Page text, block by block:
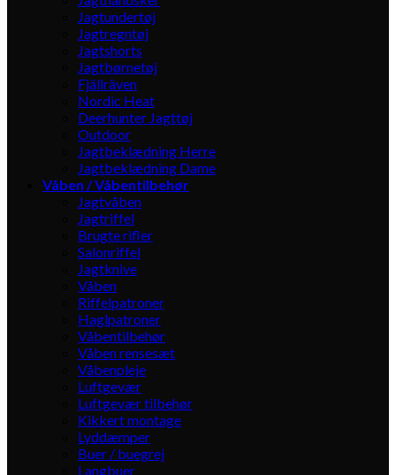
Jagtundertøj
Jagtregntøj
Jagtshorts
Jagtbørnetøj
Fjällräven
Nordic Heat
Deerhunter Jagttøj
Outdoor
Jagtbeklædning Herre
Jagtbeklædning Dame
Våben / Våbentilbehør
Jagtvåben
Jagtriffel
Brugte rifler
Salonriffel
Jagtknive
Våben
Riffelpatroner
Haglpatroner
Våbentilbehør
Våben rensesæt
Våbenpleje
Luftgevær
Luftgevær tilbehør
Kikkert montage
Lyddæmper
Buer / buegrej
Langbuer